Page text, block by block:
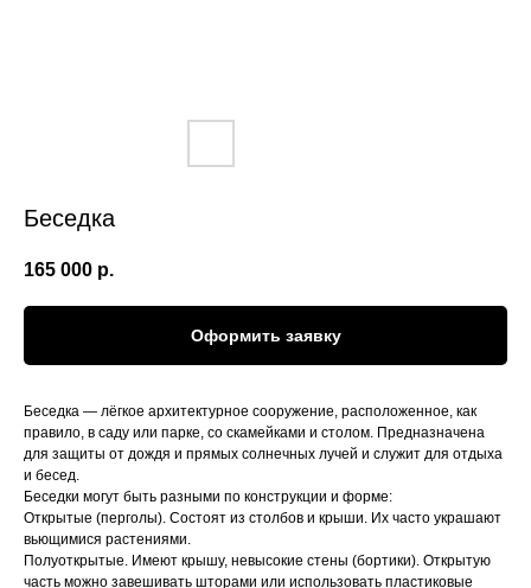
Беседка
165 000 р.
Оформить заявку
Беседка — лёгкое архитектурное сооружение, расположенное, как
правило, в саду или парке, со скамейками и столом. Предназначена
для защиты от дождя и прямых солнечных лучей и служит для отдыха
и бесед.
Беседки могут быть разными по конструкции и форме:
Открытые (перголы). Состоят из столбов и крыши. Их часто украшают
вьющимися растениями.
Полуоткрытые. Имеют крышу, невысокие стены (бортики). Открытую
часть можно завешивать шторами или использовать пластиковые